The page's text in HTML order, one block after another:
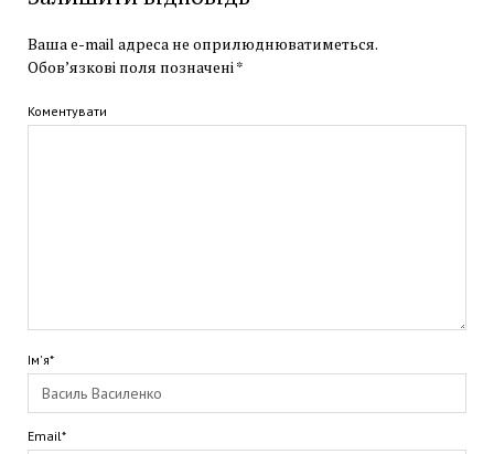
Ваша e-mail адреса не оприлюднюватиметься.
Обов’язкові поля позначені *
Коментувати
Ім'я*
Email*